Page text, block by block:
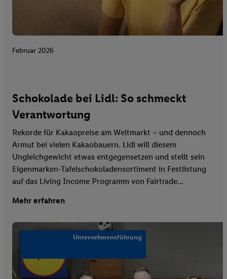
Februar 2026
Schokolade bei Lidl: So schmeckt
Verantwortung
Rekorde für Kakaopreise am Weltmarkt – und dennoch
Armut bei vielen Kakaobauern. Lidl will diesem
Ungleichgewicht etwas entgegensetzen und stellt sein
Eigenmarken-Tafelschokoladensortiment in Festlistung
auf das Living Income Programm von Fairtrade...
Mehr erfahren
Unternehmensführung